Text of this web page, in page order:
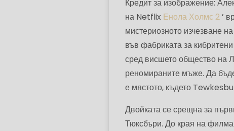
Кредит за изображение:
на Netflix Енола Холмс 2’
мистериозното изчезване
във фабриката за
сред висшето общество на
реномираните мъже. Да
е мястото, където
Двойката се срещна за
Тюксбъри. До края на